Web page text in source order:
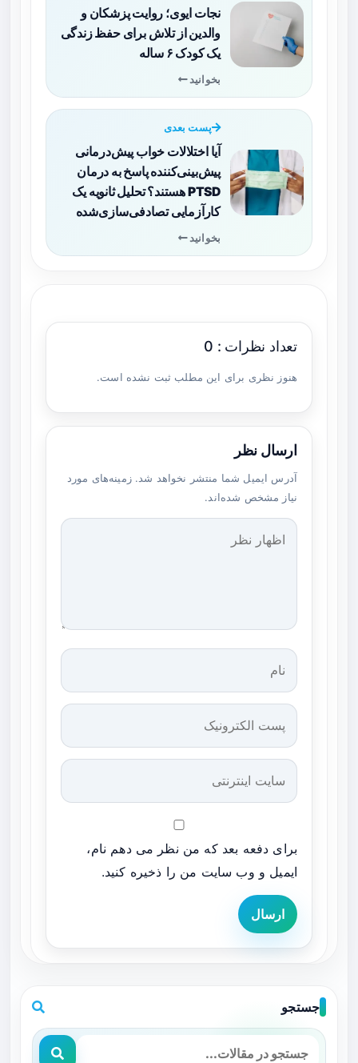
نجات ایوی؛ روایت پزشکان و
والدین از تلاش برای حفظ زندگی
یک کودک ۶ ساله
بخوانید
پست بعدی
آیا اختلالات خواب پیش‌درمانی
پیش‌بینی‌کننده پاسخ به درمان
PTSD هستند؟ تحلیل ثانویه یک
کارآزمایی تصادفی‌سازی‌شده
بخوانید
تعداد نظرات : 0
هنوز نظری برای این مطلب ثبت نشده است.
ارسال نظر
آدرس ایمیل شما منتشر نخواهد شد. زمینه‌های مورد
نیاز مشخص شده‌اند.
برای دفعه بعد که من نظر می دهم نام،
ایمیل و وب سایت من را ذخیره کنید.
ارسال
جستجو